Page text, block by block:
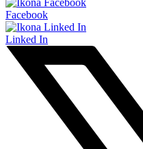
Facebook
Linked In